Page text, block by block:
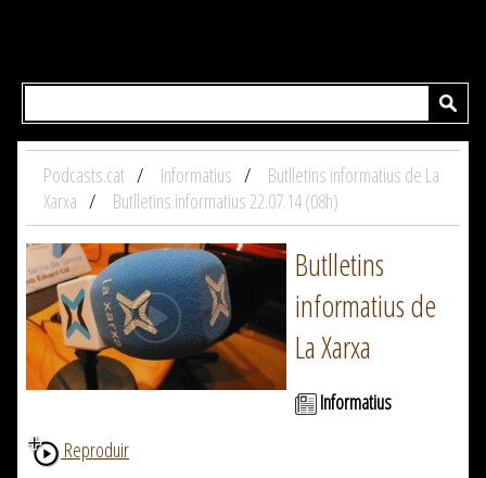
Podcasts.cat Informatius
Butlletins informatius de La
Xarxa
Butlletins informatius 22.07.14 (08h)
Butlletins
informatius de
La Xarxa
Informatius
Reproduir